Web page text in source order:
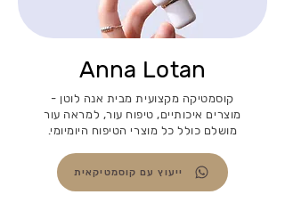
Anna Lotan
קוסמטיקה מקצועית מבית אנה לוטן -
מוצרים איכותיים, טיפוח עור, למראה עור
מושלם כולל כל מוצרי הטיפוח היומיומי.
ייעוץ עם קוסמטיקאית